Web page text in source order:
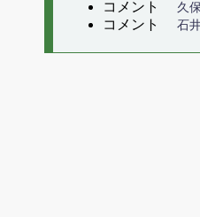
コメント 久
コメント 石